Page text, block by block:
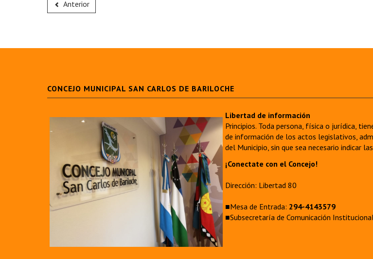
Anterior
CONCEJO MUNICIPAL SAN CARLOS DE BARILOCHE
Libertad de información
Principios. Toda persona, física o jurídica,
de información de los actos legislativos,
del Municipio, sin que sea necesario indicar
¡Conectate con el Concejo!
Dirección: Libertad 80
■Mesa de Entrada: 294-4143579
■Subsecretaría de Comunicación